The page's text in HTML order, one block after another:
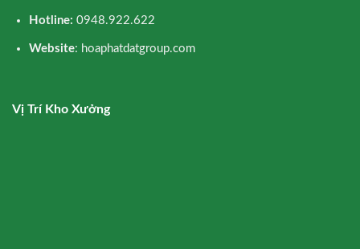
Hotline: 0948.922.622
Website: hoaphatdatgroup.com
Vị Trí Kho Xưởng